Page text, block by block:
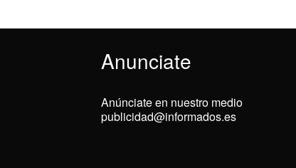
Anunciate
Anúnciate en nuestro medio
publicidad@informados.es